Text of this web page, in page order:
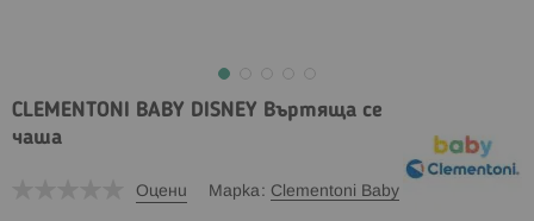
CLEMENTONI BABY DISNEY Въртяща се
чаша
Оцени Марка Clementoni Baby